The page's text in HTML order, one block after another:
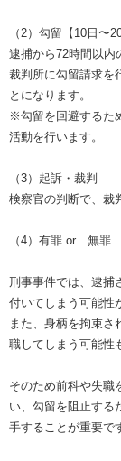
（2）勾留【10日〜
逮捕から72時間以内
裁判所に勾留請求を
とになります。
※勾留を回避するた
活動を行います。
（3）起訴・裁判
検察官の判断で、裁
（4）有罪 or 無罪
刑事事件では、逮捕
付いてしまう可能性
また、身柄を拘束さ
職してしまう可能性
そのため前科や失職
い、勾留を阻止する
手することが重要で